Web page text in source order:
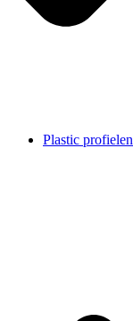
Plastic profielen